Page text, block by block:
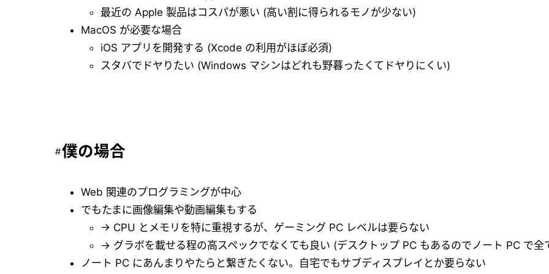
最近の Apple 製品はコスパが悪い (高い割に得られるモノが少ない)
MacOS が必要な場合
iOS アプリを開発する (Xcode の利用がほぼ必須)
スタバでドヤりたい (Windows マシンはどれも野暮ったくてドヤりにくい)
僕の場合
Web 関連のプログラミングが中心
でもたまに画像編集や動画編集もする
→ CPU とメモリを特に重視するが、ゲーミング PC レベルは要らない
→ グラボを載せる程の高スペックでなくても良い (デスクトップ PC もあるのでノート PC で全
ノート PC にあんまりやたらと繋ぎたくない。自宅でもサブディスプレイとか要らない